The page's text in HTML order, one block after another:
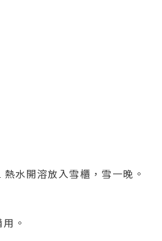
水開溶放入雪櫃，雪一晚。
。